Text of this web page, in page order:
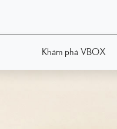
Khám phá VBOX